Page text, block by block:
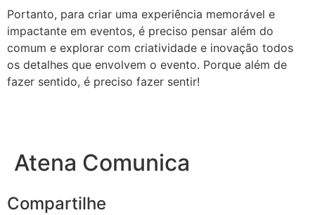
Portanto, para criar uma experiência memorável e
impactante em eventos, é preciso pensar além do
comum e explorar com criatividade e inovação todos
os detalhes que envolvem o evento. Porque além de
fazer sentido, é preciso fazer sentir!
Atena Comunica
Compartilhe